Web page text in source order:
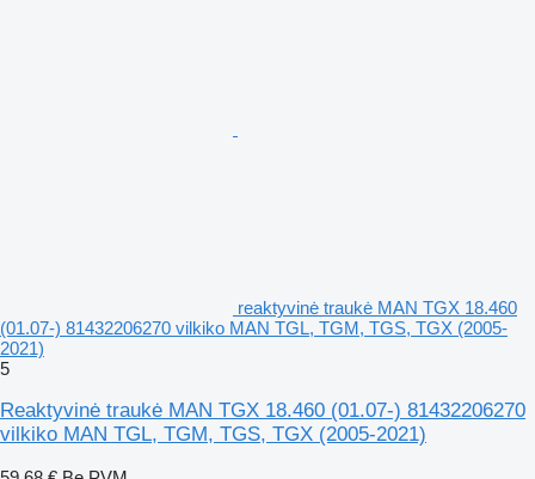
reaktyvinė traukė MAN TGX 18.460
(01.07-) 81432206270 vilkiko MAN TGL, TGM, TGS, TGX (2005-
2021)
5
Reaktyvinė traukė MAN TGX 18.460 (01.07-) 81432206270
vilkiko MAN TGL, TGM, TGS, TGX (2005-2021)